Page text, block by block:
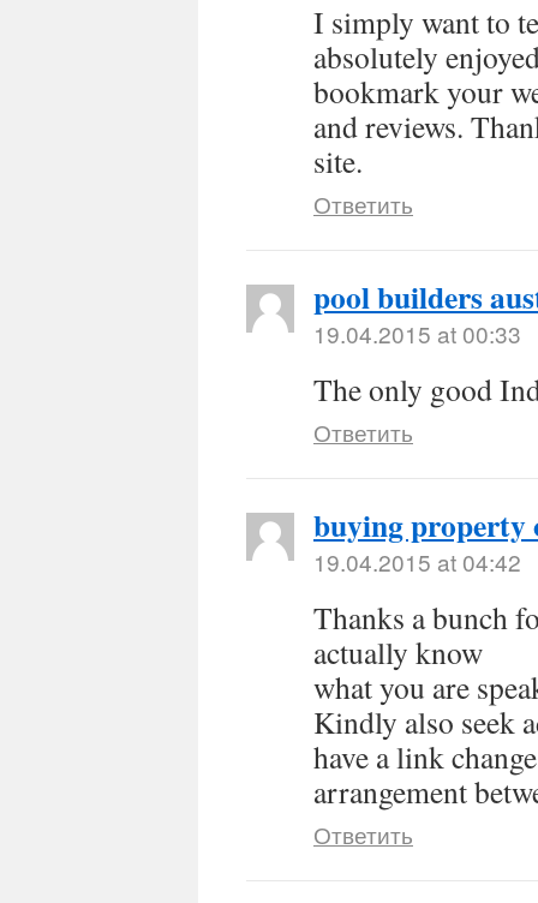
I simply want to
absolutely
bookmark your
and reviews.
site.
Ответить
pool builders
19.04.2015 at 00:33
The only good
Ответить
buying property
19.04.2015 at 04:42
Thanks a bunch
actually know
what you are
Kindly also seek
have a link change
arrangement
Ответить